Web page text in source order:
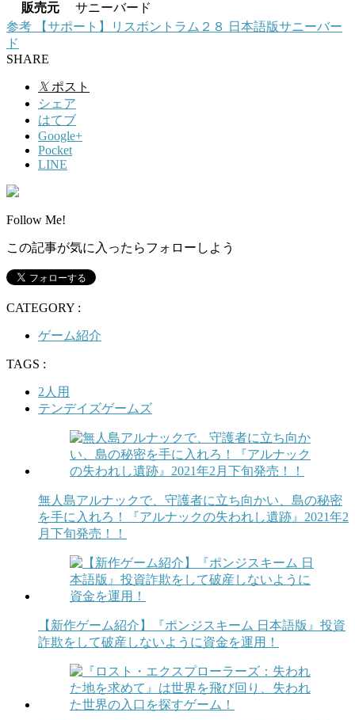
販売元
サニーバード
参考
【サポート】リスボントラム２８ 日本語版サニーバー
ド
SHARE
𝕏 ポスト
シェア
はてブ
Google+
Pocket
LINE
Follow Me!
この記事が気に入ったらフォローしよう
CATEGORY :
ゲーム紹介
TAGS :
2人用
テンデイズゲームズ
無人島アルナックで、守護者に立ち向かい、島の秘密
を手に入れろ！『アルナックの失われし遺跡』2021年2
月下旬発売！！
【新作ゲーム紹介】『ポンジスキーム 日本語版』投資
詐欺をして破産しないように資金を運用！